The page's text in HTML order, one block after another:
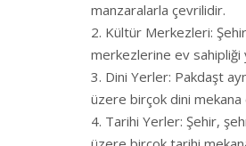
manzaralarla çevrilidir.
Kültür Merkezleri:
merkezlerine ev sahipliği
Dini Yerler: Pakdaşt
üzere birçok dini mekana
Tarihi Yerler: Şehir,